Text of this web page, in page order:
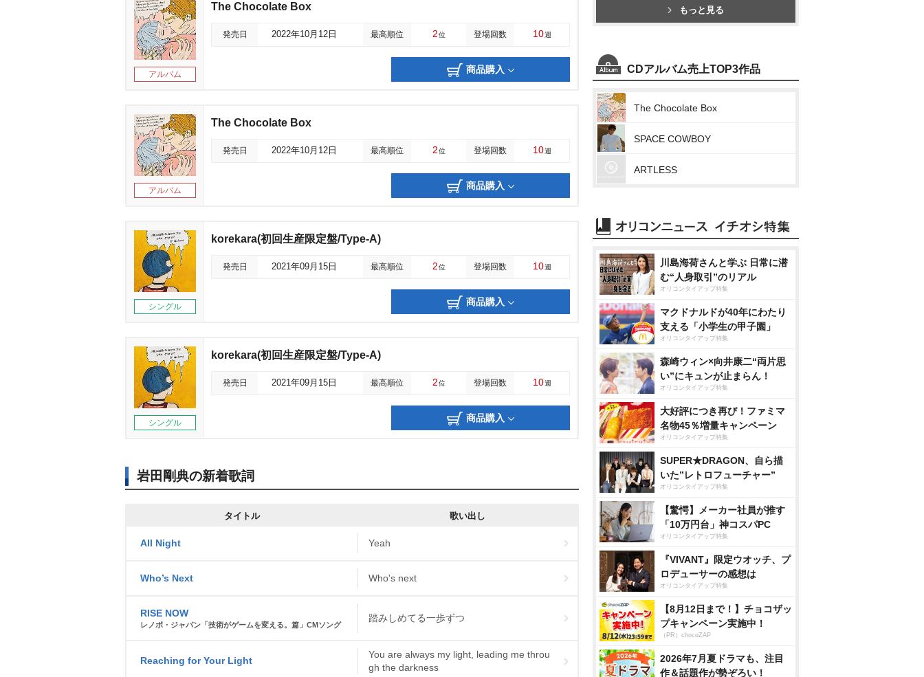
アルバム
The Chocolate Box
発売日 2022年10月12日 最高順位 2位 登場回数 10週
商品購入
アルバム
The Chocolate Box
発売日 2022年10月12日 最高順位 2位 登場回数 10週
商品購入
シングル
korekara(初回生産限定盤/Type-A)
発売日 2021年09月15日 最高順位 2位 登場回数 10週
商品購入
シングル
korekara(初回生産限定盤/Type-A)
発売日 2021年09月15日 最高順位 2位 登場回数 10週
商品購入
田剛典の新着歌詞
タイトル 歌い出し
All Night Yeah
Who’s Next Who's next
RISE NOW
レノボ・ジャパン「技術がゲームを変える。篇」CMソング
踏みしめてる一歩ずつ
Reaching for Your Light
You are always my light, leading me throu
gh the darkness
もっと見る
CDアルバム売上TOP3作品
The Chocolate Box
SPACE COWBOY
ARTLESS
川島海荷さんと学ぶ 日常に潜
む“人身取引”のリアル
オリコンタイアップ特集
マクドナルドが40年にわたり
支える「小学生の甲子園」
オリコンタイアップ特集
森崎ウィン×向井康二“両片思
い”にキュンが止まらん！
オリコンタイアップ特集
大好評につき再び！ファミマ
名物45％増量キャンペーン
オリコンタイアップ特集
SUPER★DRAGON、自ら描
いた”レトロフューチャー”
オリコンタイアップ特集
【驚愕】メーカー社員が推す
「10万円台」神コスパPC
オリコンタイアップ特集
『VIVANT』限定ウオッチ、プ
ロデューサーの感想は
オリコンタイアップ特集
【8月12日まで！】チョコザッ
プキャンペーン実施中！
（PR）chocoZAP
2026年7月夏ドラマも、注目
作＆話題作が勢ぞろい！